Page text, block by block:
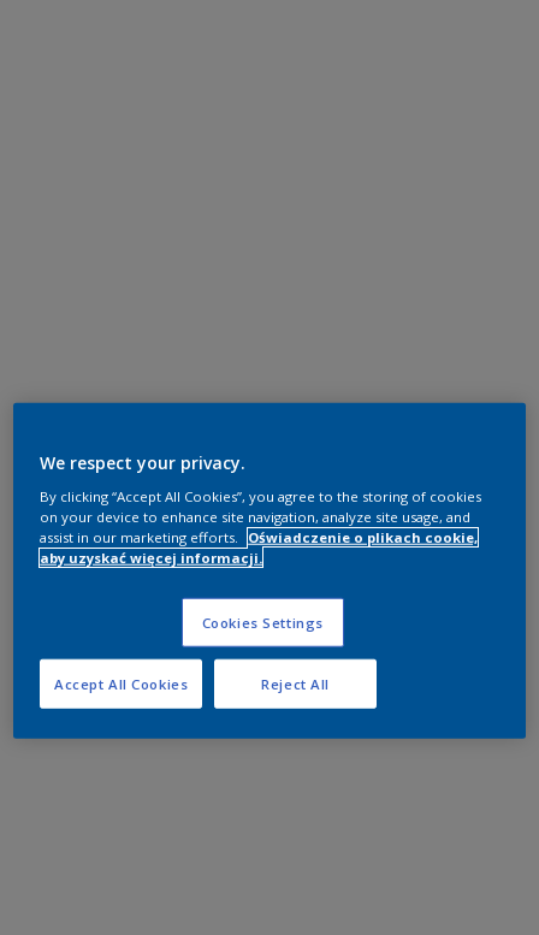
We respect your privacy.
By clicking “Accept All Cookies”, you agree to the storing of cookies
on your device to enhance site navigation, analyze site usage, and
assist in our marketing efforts.
Oświadczenie o plikach cookie,
aby uzyskać więcej informacji.
Cookies Settings
Reject All
Accept All Cookies